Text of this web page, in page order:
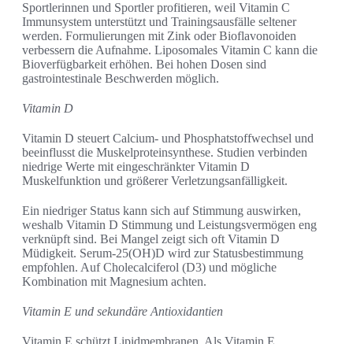
Sportlerinnen und Sportler profitieren, weil Vitamin C
Immunsystem unterstützt und Trainingsausfälle seltener
werden. Formulierungen mit Zink oder Bioflavonoiden
verbessern die Aufnahme. Liposomales Vitamin C kann die
Bioverfügbarkeit erhöhen. Bei hohen Dosen sind
gastrointestinale Beschwerden möglich.
Vitamin D
Vitamin D steuert Calcium- und Phosphatstoffwechsel und
beeinflusst die Muskelproteinsynthese. Studien verbinden
niedrige Werte mit eingeschränkter Vitamin D
Muskelfunktion und größerer Verletzungsanfälligkeit.
Ein niedriger Status kann sich auf Stimmung auswirken,
weshalb Vitamin D Stimmung und Leistungsvermögen eng
verknüpft sind. Bei Mangel zeigt sich oft Vitamin D
Müdigkeit. Serum-25(OH)D wird zur Statusbestimmung
empfohlen. Auf Cholecalciferol (D3) und mögliche
Kombination mit Magnesium achten.
Vitamin E und sekundäre Antioxidantien